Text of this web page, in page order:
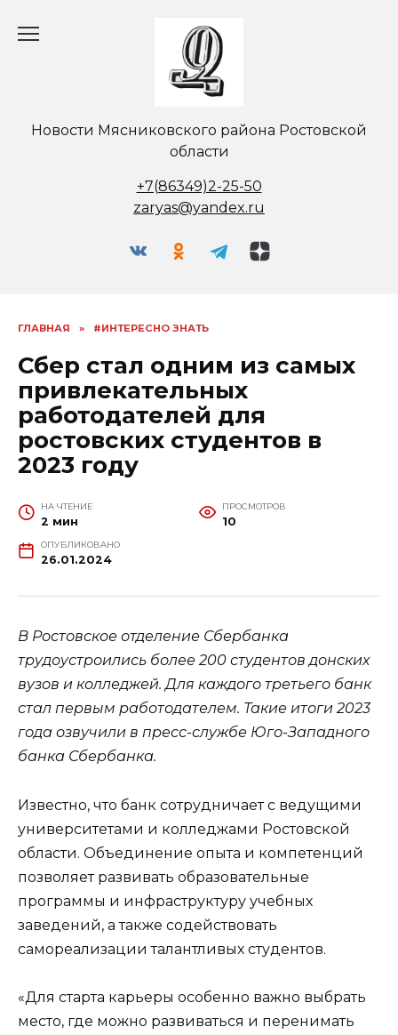
Новости Мясниковского района Ростовской
области
+7(86349)2-25-50
zaryas@yandex.ru
ГЛАВНАЯ » #ИНТЕРЕСНО ЗНАТЬ
Сбер стал одним из самых
привлекательных
работодателей для
ростовских студентов в
2023 году
НА ЧТЕНИЕ
2 мин
ПРОСМОТРОВ
10
ОПУБЛИКОВАНО
26.01.2024
В Ростовское отделение Сбербанка
трудоустроились более 200 студентов донских
вузов и колледжей. Для каждого третьего банк
стал первым работодателем. Такие итоги 2023
года озвучили в пресс-службе Юго-Западного
банка Сбербанка.
Известно, что банк сотрудничает с ведущими
университетами и колледжами Ростовской
области. Объединение опыта и компетенций
позволяет развивать образовательные
программы и инфраструктуру учебных
заведений, а также содействовать
самореализации талантливых студентов.
«Для старта карьеры особенно важно выбрать
место, где можно развиваться и перенимать